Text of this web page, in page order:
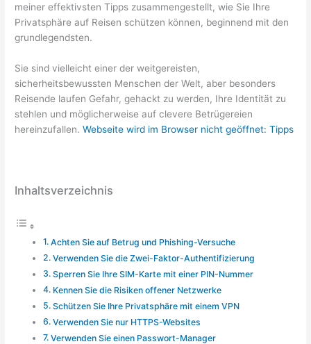
meiner effektivsten Tipps zusammengestellt, wie Sie Ihre
Privatsphäre auf Reisen schützen können, beginnend mit den
grundlegendsten.
Sie sind vielleicht einer der weitgereisten,
sicherheitsbewussten Menschen der Welt, aber besonders
Reisende laufen Gefahr, gehackt zu werden, Ihre Identität zu
stehlen und möglicherweise auf clevere Betrügereien
hereinzufallen.Webseite wird im Browser nicht geöffnet: Tipps
Inhaltsverzeichnis
Achten Sie auf Betrug und Phishing-Versuche
Verwenden Sie die Zwei-Faktor-Authentifizierung
Sperren Sie Ihre SIM-Karte mit einer PIN-Nummer
Kennen Sie die Risiken offener Netzwerke
Schützen Sie Ihre Privatsphäre mit einem VPN
Verwenden Sie nur HTTPS-Websites
Verwenden Sie einen Passwort-Manager